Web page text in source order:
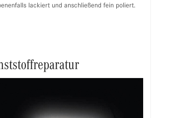
lackiert und anschließend fein poliert.